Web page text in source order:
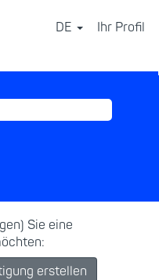
DE
Ihr Profil
Sie eine
erstellen